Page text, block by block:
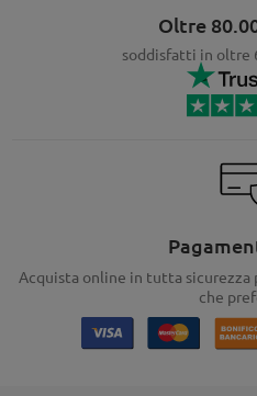
Oltre
soddisfatti in oltre
Acquista online in tutta sicurezza
che